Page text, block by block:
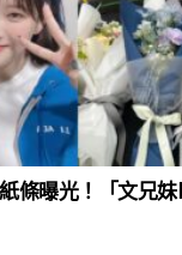
條曝光！「文兄